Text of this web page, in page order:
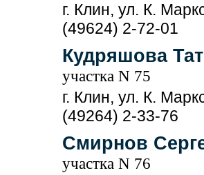
г. Клин, ул. К.
(49624) 2-72-01
Кудряшова
участка N 75
г. Клин, ул. К.
(49264) 2-33-76
Смирнов
участка N 76